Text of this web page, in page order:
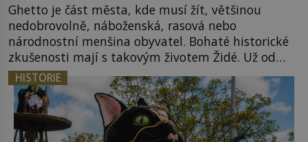
Ghetto je část města, kde musí žít, většinou
nedobrovolně, náboženská, rasová nebo
národnostní menšina obyvatel. Bohaté historické
zkušenosti mají s takovým životem Židé. Už od
středověku jsou totiž v každou chvíli nuceni v
nějakém žít. Mezi ty nejslavnější patří i římské
ghetto založené v roce 1555. Pokud jde o vztah
k Židům, nemá se Řím čím chlubit. […]
HISTORIE